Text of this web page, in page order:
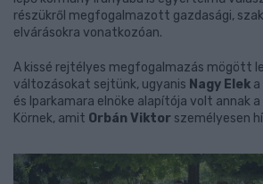
részükről megfogalmazott gazdasági,
elvárásokra vonatkozóan.
A kissé rejtélyes megfogalmazás mögött
változásokat sejtünk, ugyanis Nagy Elek
és Iparkamara elnöke alapítója volt annak
Körnek, amit Orbán Viktor személyesen